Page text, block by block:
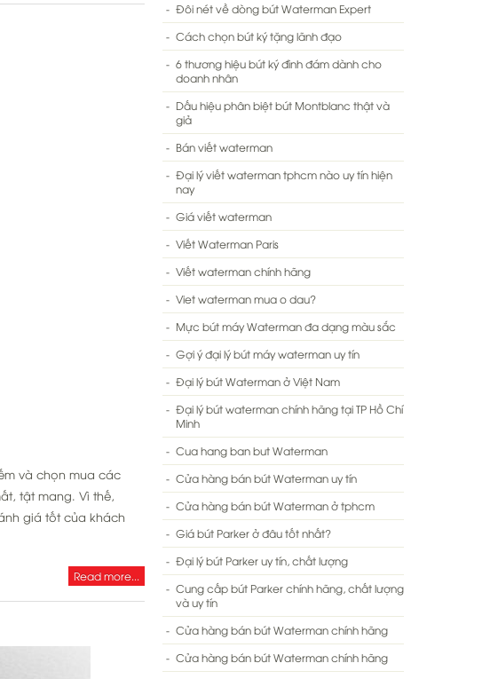
và chọn mua các
tật mang. Vì thế,
giá tốt của khách
Read more...
Đôi nét về dòng bút Waterman Expert
Cách chọn bút ký tặng lãnh đạo
6 thương hiệu bút ký đình đám dành cho
doanh nhân
Dấu hiệu phân biệt bút Montblanc thật và
giả
Bán viết waterman
Đại lý viết waterman tphcm nào uy tín hiện
nay
Giá viết waterman
Viết Waterman Paris
Viết waterman chính hãng
Viet waterman mua o dau?
Mực bút máy Waterman đa dạng màu sắc
Gợi ý đại lý bút máy waterman uy tín
Đại lý bút Waterman ở Việt Nam
Đại lý bút waterman chính hãng tại TP Hồ Chí
Minh
Cua hang ban but Waterman
Cửa hàng bán bút Waterman uy tín
Cửa hàng bán bút Waterman ở tphcm
Giá bút Parker ở đâu tốt nhất?
Đại lý bút Parker uy tín, chất lượng
Cung cấp bút Parker chính hãng, chất lượng
và uy tín
Cửa hàng bán bút Waterman chính hãng
Cửa hàng bán bút Waterman chính hãng